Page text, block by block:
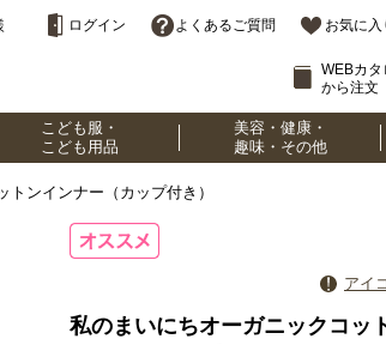
ログイン よくあるご質問 お気に入
WEBカタ
から注文
こども服・
こども用品
美容・健康・
趣味・その他
ンインナー（カップ付き）
アイ
私のまいにちオーガニックコッ